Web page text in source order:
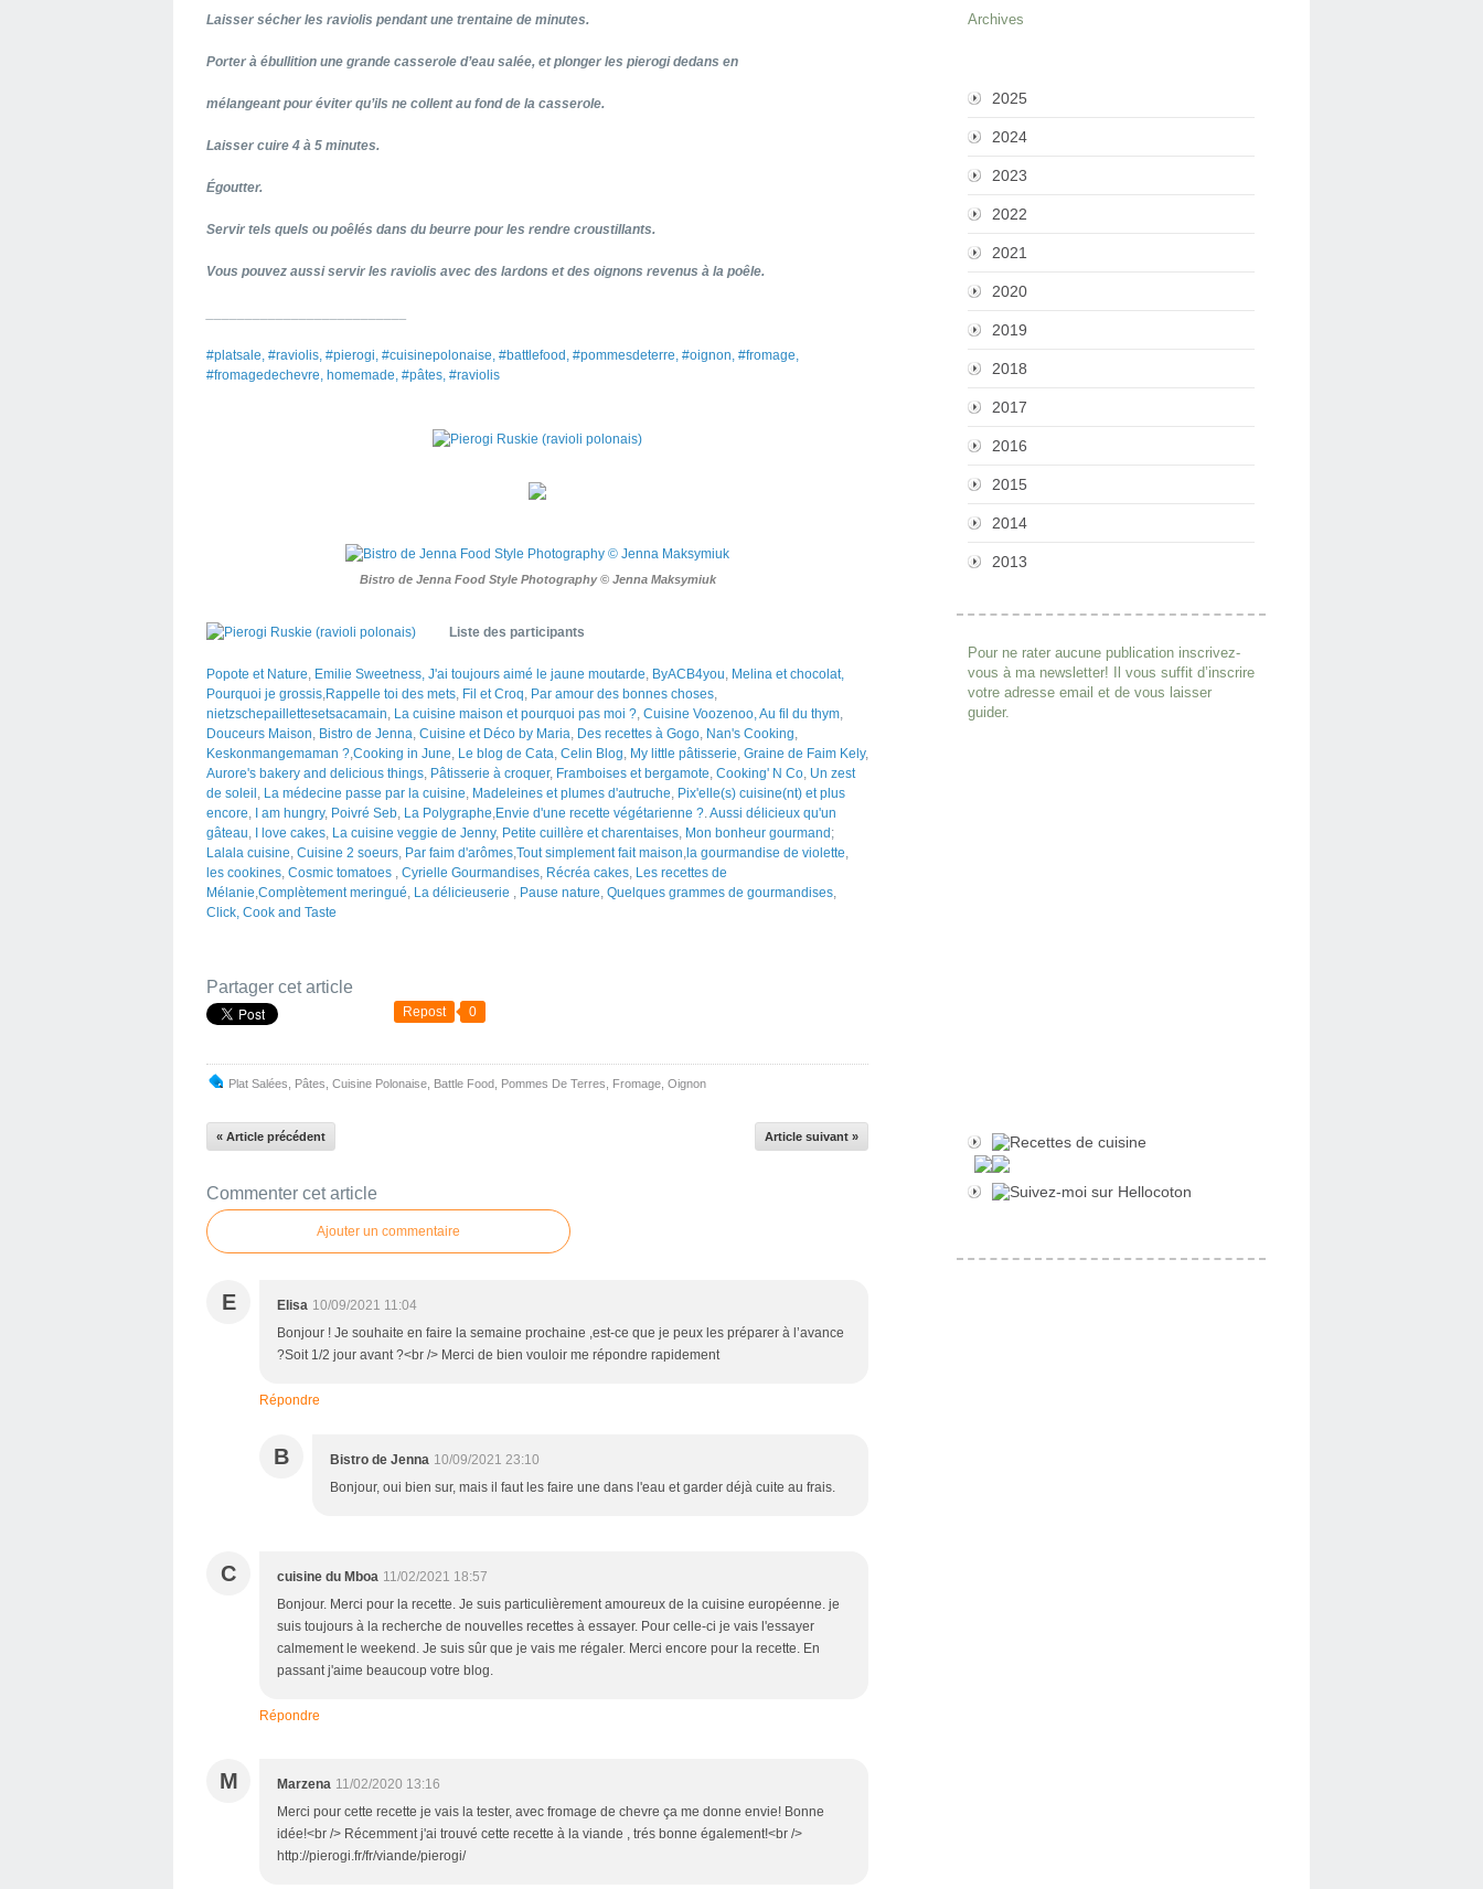
Laisser sécher les raviolis pendant une trentaine de minutes.
Porter à ébullition une grande casserole d’eau salée, et plonger les pierogi dedans en
mélangeant pour éviter qu’ils ne collent au fond de la casserole.
Laisser cuire 4 à 5 minutes.
Égoutter.
Servir tels quels ou poêlés dans du beurre pour les rendre croustillants.
Vous pouvez aussi servir les raviolis avec des lardons et des oignons revenus à la poêle.
#platsale, #raviolis, #pierogi, #cuisinepolonaise, #battlefood, #pommesdeterre, #oignon, #fromage,
#fromagedechevre, homemade, #pâtes, #raviolis
Bistro de Jenna Food Style Photography © Jenna Maksymiuk
Liste des participants
Popote et Nature, Emilie Sweetness, J'ai toujours aimé le jaune moutarde, ByACB4you, Melina et chocolat,
Pourquoi je grossis,Rappelle toi des mets, Fil et Croq, Par amour des bonnes choses,
nietzschepaillettesetsacamain, La cuisine maison et pourquoi pas moi ?, Cuisine Voozenoo,Au fil du thym,
Douceurs Maison, Bistro de Jenna, Cuisine et Déco by Maria, Des recettes à Gogo, Nan's Cooking,
Keskonmangemaman ?,Cooking in June, Le blog de Cata, Celin Blog, My little pâtisserie, Graine de Faim Kely,
Aurore's bakery and delicious things, Pâtisserie à croquer, Framboises et bergamote, Cooking' N Co, Un zest
de soleil , La médecine passe par la cuisine, Madeleines et plumes d'autruche, Pix'elle(s) cuisine(nt) et plus
encore, I am hungry, Poivré Seb, La Polygraphe,Envie d'une recette végétarienne ?.Aussi délicieux qu'un
gâteau, I love cakes, La cuisine veggie de Jenny, Petite cuillère et charentaises, Mon bonheur gourmand ;
Lalala cuisine, Cuisine 2 soeurs, Par faim d'arômes,Tout simplement fait maison, la gourmandise de violette,
les cookines, Cosmic tomatoes , Cyrielle Gourmandises, Récréa cakes, Les recettes de
Mélanie,Complètement meringué, La délicieuserie , Pause nature, Quelques grammes de gourmandises,
Click, Cook and Taste
Partager cet article
Repost 0
Plat Salées Pâtes Cuisine Polonaise Battle Food Pommes De Terres Fromage Oignon
« Article précédent Article suivant »
Commenter cet article
Ajouter un commentaire
E Elisa 10/09/2021 11:04
Bonjour ! Je souhaite en faire la semaine prochaine ,est-ce que je peux les préparer à l’avance
?Soit 1/2 jour avant ?<br /> Merci de bien vouloir me répondre rapidement
Répondre
B Bistro de Jenna 10/09/2021 23:10
Bonjour, oui bien sur, mais il faut les faire une dans l'eau et garder déjà cuite au frais.
C cuisine du Mboa 11/02/2021 18:57
Bonjour. Merci pour la recette. Je suis particulièrement amoureux de la cuisine européenne. je
suis toujours à la recherche de nouvelles recettes à essayer. Pour celle-ci je vais l'essayer
calmement le weekend. Je suis sûr que je vais me régaler. Merci encore pour la recette. En
passant j'aime beaucoup votre blog.
Répondre
M Marzena 11/02/2020 13:16
Merci pour cette recette je vais la tester, avec fromage de chevre ça me donne envie! Bonne
idée!<br /> Récemment j'ai trouvé cette recette à la viande , trés bonne également!<br />
http://pierogi.fr/fr/viande/pierogi/
Archives
2025
2024
2023
2022
2021
2020
2019
2018
2017
2016
2015
2014
2013
Pour ne rater aucune publication inscrivez-
vous à ma newsletter! Il vous suffit d’inscrire
votre adresse email et de vous laisser
guider.